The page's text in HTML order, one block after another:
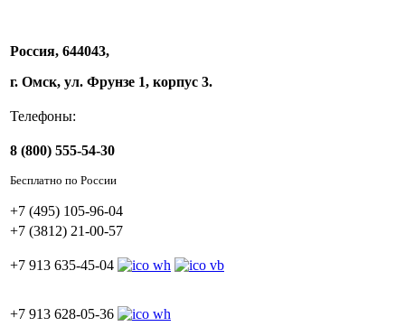
Россия, 644043,
г. Омск, ул. Фрунзе 1, корпус 3.
Телефоны:
8 (800) 555-54-30
Бесплатно по России
+7 (495) 105-96-04
+7 (3812) 21-00-57
+7 913 635-45-04
+7 913 628-05-36